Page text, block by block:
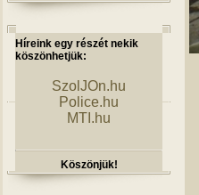
Híreink egy részét nekik
köszönhetjük:
SzolJOn.hu
Police.hu
MTI.hu
Köszönjük!